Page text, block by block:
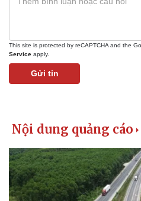
This site is protected by reCAPTCHA and the
Service apply.
Gửi tin